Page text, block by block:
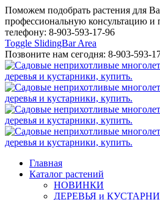
Поможем подобрать растения для
профессиональную консультацию и
телефону: 8-903-593-17-96
Toggle SlidingBar Area
Позвоните нам сегодня: 8-903-593-
Главная
Каталог растений
НОВИНКИ
ДЕРЕВЬЯ и